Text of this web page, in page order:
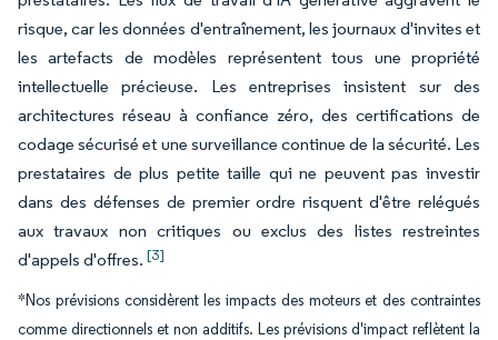
risque, car les données d'entraînement, les journaux d'invites et
les artefacts de modèles représentent tous une propriété
intellectuelle précieuse. Les entreprises insistent sur des
architectures réseau à confiance zéro, des certifications de
codage sécurisé et une surveillance continue de la sécurité. Les
prestataires de plus petite taille qui ne peuvent pas investir
dans des défenses de premier ordre risquent d'être relégués
aux travaux non critiques ou exclus des listes restreintes
d'appels d'offres. [3]
*Nos prévisions considèrent les impacts des moteurs et des contraintes
comme directionnels et non additifs. Les prévisions d'impact reflètent la